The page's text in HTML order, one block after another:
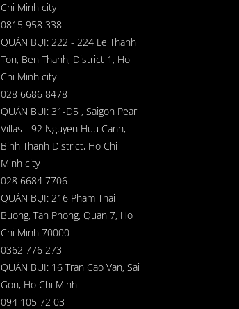
Chi Minh city
0815 958 338
QUÁN BỤI: 222 - 224 Le Thanh
Ton, Ben Thanh, District 1, Ho
Chi Minh city
028 6686 8478
QUÁN BỤI: 31-D5 , Saigon Pearl
Villas - 92 Nguyen Huu Canh,
Binh Thanh District, Ho Chi
Minh city
028 6684 7706
QUÁN BỤI: 216 Pham Thai
Buong, Tan Phong, Quan 7, Ho
Chi Minh 70000
0362 776 273
QUÁN BỤI: 16 Tran Cao Van, Sai
Gon, Ho Chi Minh
094 105 72 03